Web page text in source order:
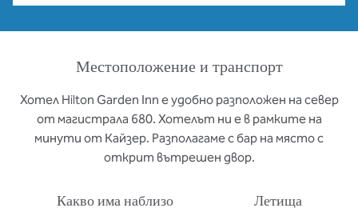
Местоположение и транспорт
Хотел Hilton Garden Inn е удобно разположен на север
от магистрала 680. Хотелът ни е в рамките на
минути от Кайзер. Разполагаме с бар на място с
открит вътрешен двор.
Какво има наблизо Летища